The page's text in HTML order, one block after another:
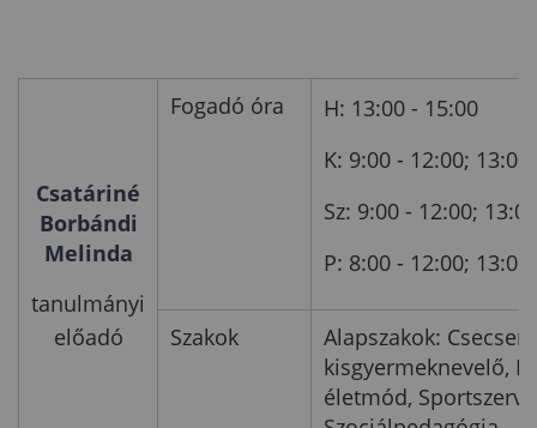
Csatáriné
Borbándi
Melinda
tanulmányi
előadó
Fogadó óra
H: 13:00 - 15:00
K: 9:00 - 12:00; 13:00
Sz: 9:00 - 12:00;
P: 8:00 - 12:00; 13:00
Szakok
Alapszakok:
kisgyermeknevelő,
életmód,